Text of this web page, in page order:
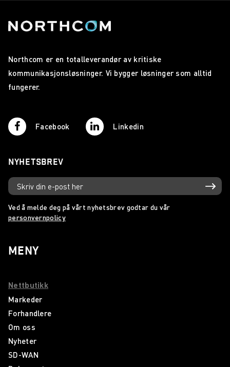
Northcom er en totalleverandør av kritiske
kommunikasjonsløsninger. Vi bygger løsninger som alltid
fungerer.
Facebook Linkedin
NYHETSBREV
Ved å melde deg på vårt nyhetsbrev godtar du vår
personvernpolicy
MENY
Nettbutikk
Markeder
Forhandlere
Om oss
Nyheter
SD-WAN